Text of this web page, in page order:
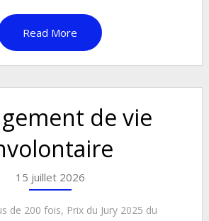
Read More
de vie
15 juillet 2026
de 200 fois, Prix du Jury 2025 du